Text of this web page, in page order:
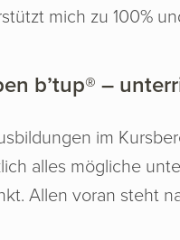
mich zu 100%
b’tup® –
im
alles mögliche
Allen voran steht